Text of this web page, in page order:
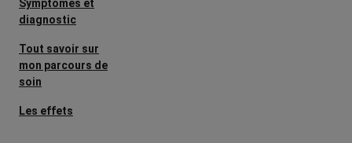
Symptômes et
diagnostic
Tout savoir sur
mon parcours de
soin
Les effets